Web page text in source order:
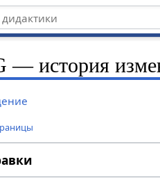
— история